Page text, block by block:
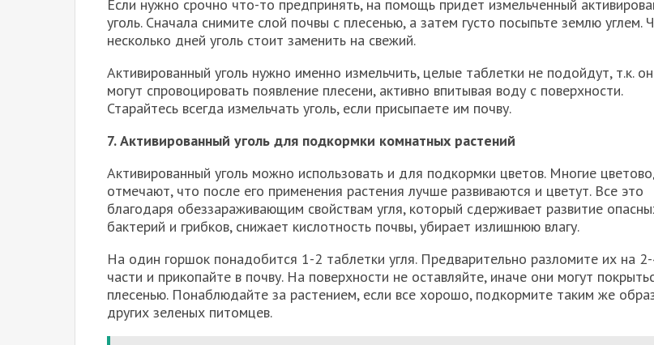
Если нужно срочно что-то предпринять, на помощь придет измельченный
уголь. Сначала снимите слой почвы с плесенью, а затем густо посыпьте землю углем.
несколько дней уголь стоит заменить на свежий.
Активированный уголь нужно именно измельчить, целые таблетки не подойдут, т.к.
могут спровоцировать появление плесени, активно впитывая воду с поверхности.
Старайтесь всегда измельчать уголь, если присыпаете им почву.
7. Активированный уголь для подкормки комнатных растений
Активированный уголь можно использовать и для подкормки цветов. Многие
отмечают, что после его применения растения лучше развиваются и цветут. Все это
благодаря обеззараживающим свойствам угля, который сдерживает развитие
бактерий и грибков, снижает кислотность почвы, убирает излишнюю влагу.
На один горшок понадобится 1-2 таблетки угля. Предварительно разломите их на
части и прикопайте в почву. На поверхности не оставляйте, иначе они могут
плесенью. Понаблюдайте за растением, если все хорошо, подкормите таким же
других зеленых питомцев.